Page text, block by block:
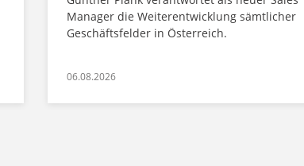
Manager die Weiterentwicklung sämtlicher
Geschäftsfelder in Österreich.
06.08.2026